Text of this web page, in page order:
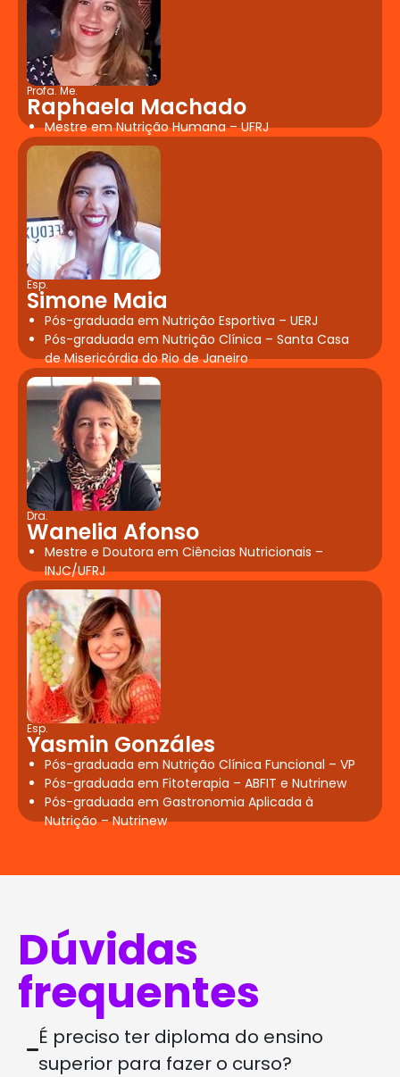
Profa. Me.
Raphaela Machado
Mestre em Nutrição Humana – UFRJ
Esp.
Simone Maia
Pós-graduada em Nutrição Esportiva – UERJ
Pós-graduada em Nutrição Clínica – Santa Casa
de Misericórdia do Rio de Janeiro
Dra.
Wanelia Afonso
Mestre e Doutora em Ciências Nutricionais –
INJC/UFRJ
Esp.
Yasmin Gonzáles
Pós-graduada em Nutrição Clínica Funcional – VP
Pós-graduada em Fitoterapia – ABFIT e Nutrinew
Pós-graduada em Gastronomia Aplicada à
Nutrição – Nutrinew
Dúvidas
frequentes
É preciso ter diploma do ensino
superior para fazer o curso?